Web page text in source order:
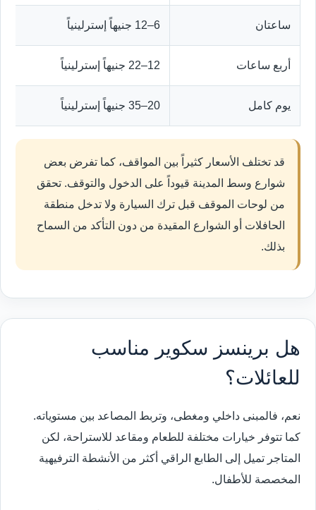
ساعتان 6–12 جنيهاً إسترلينياً
أربع ساعات 12–22 جنيهاً إسترلينياً
يوم كامل 20–35 جنيهاً إسترلينياً
قد تختلف الأسعار كثيراً بين المواقف، كما تفرض بعض
شوارع وسط المدينة قيوداً على الدخول والتوقف. تحقق
من لوحات الموقف قبل ترك السيارة ولا تدخل منطقة
الحافلات أو الشوارع المقيدة من دون التأكد من السماح
بذلك.
هل برينسز سكوير مناسب
للعائلات؟
نعم، فالمبنى داخلي ومغطى، وتربط المصاعد بين مستوياته.
كما تتوفر خيارات مختلفة للطعام ومقاعد للاستراحة، لكن
المتاجر تميل إلى الطابع الراقي أكثر من الأنشطة الترفيهية
المخصصة للأطفال.